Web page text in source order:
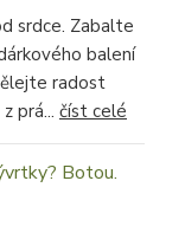
srdce. Zabalte
balení
radost
prá... číst celé